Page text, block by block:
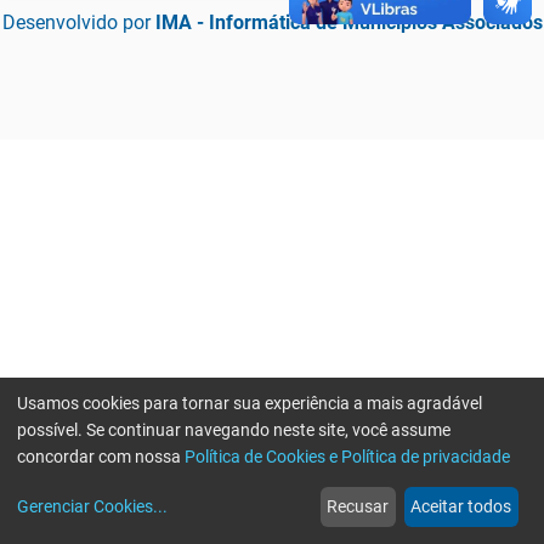
Desenvolvido por IMA - Informática de Municípios Associados
web
Notícias
more_horiz
Mais
Usamos cookies para tornar sua experiência a mais agradável
possível. Se continuar navegando neste site, você assume
concordar com nossa Política de Cookies e Política de privacidade
Gerenciar Cookies... Recusar Aceitar todos
Erro ao enviar informações, por favor tente novamente